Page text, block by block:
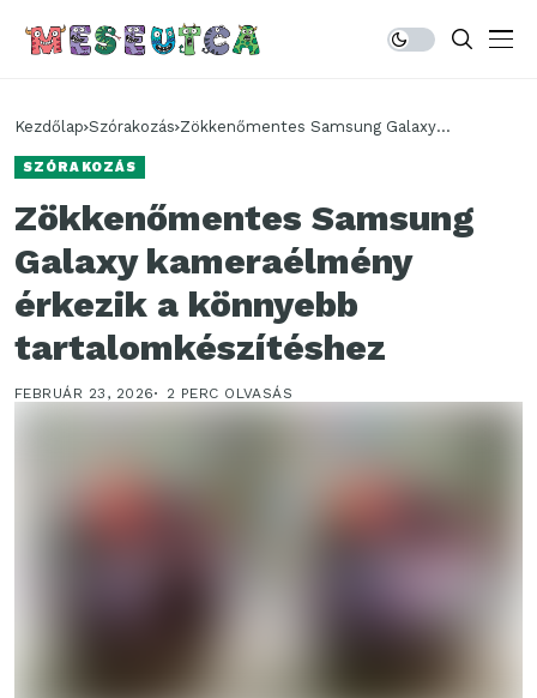
Kezdőlap Szórakozás Zökkenőmentes Samsung Galaxy
SZÓRAKOZÁS
Zökkenőmentes Samsung
Galaxy kameraélmény
érkezik a könnyebb
tartalomkészítéshez
FEBRUÁR 23, 2026 2 PERC OLVASÁS